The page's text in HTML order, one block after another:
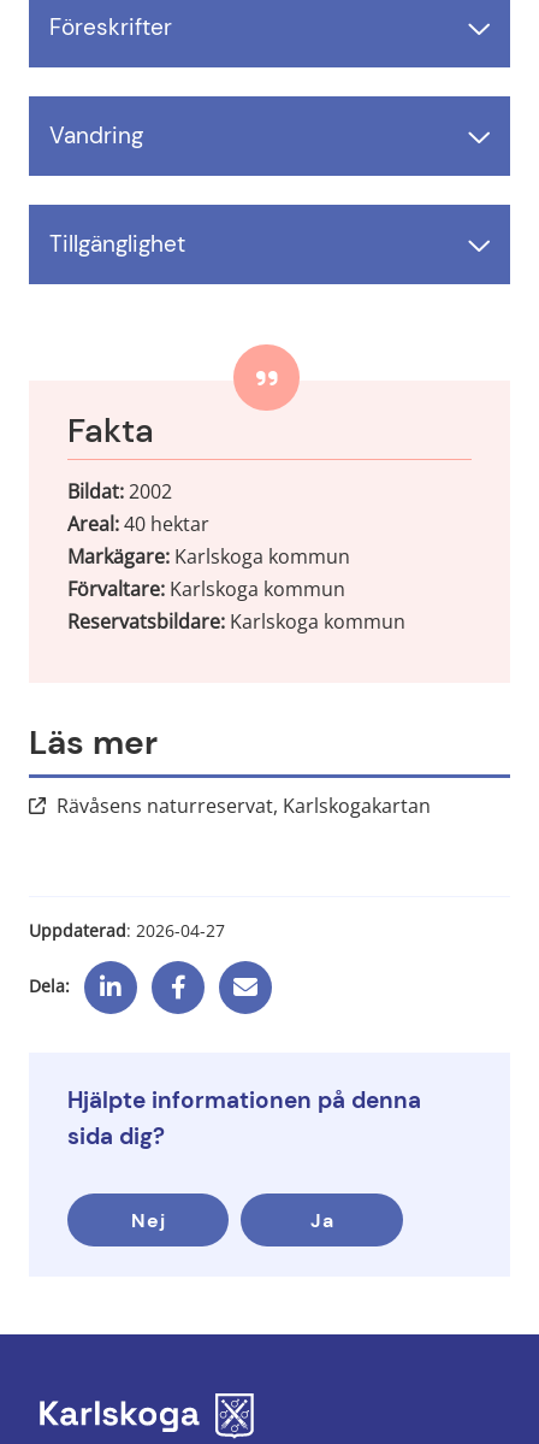
Föreskrifter
Vandring
Tillgänglighet
Fakta
Bildat: 2002
Areal: 40 hektar
Markägare: Karlskoga kommun
Förvaltare: Karlskoga kommun
Reservatsbildare: Karlskoga kommun
Läs mer
Rävåsens naturreservat, Karlskogakartan
Uppdaterad: 2026-04-27
Dela:
Hjälpte informationen på denna
sida dig?
Nej Ja